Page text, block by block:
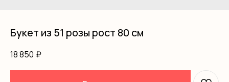
Букет из 51 розы рост 80 см
18 850 ₽